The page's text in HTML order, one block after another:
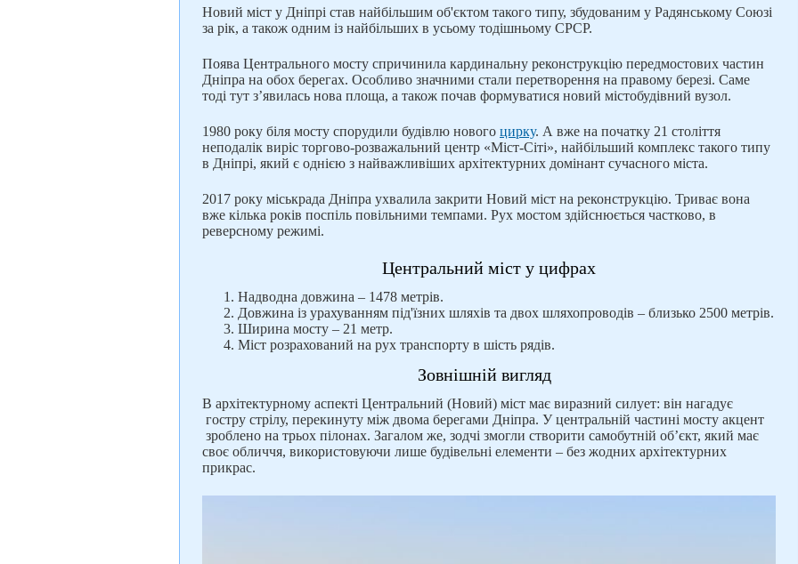
Новий міст у Дніпрі став найбільшим об'єктом такого типу, збудованим у Радянському Союзі
за рік, а також одним із найбільших в усьому тодішньому СРСР.
Поява Центрального мосту спричинила кардинальну реконструкцію передмостових частин
Дніпра на обох берегах. Особливо значними стали перетворення на правому березі. Саме
тоді тут з’явилась нова площа, а також почав формуватися новий містобудівний вузол.
1980 року біля мосту спорудили будівлю нового цирку. А вже на початку 21 століття
неподалік виріс торгово-розважальний центр «Міст-Сіті», найбільший комплекс такого типу
в Дніпрі, який є однією з найважливіших архітектурних домінант сучасного міста.
2017 року міськрада Дніпра ухвалила закрити Новий міст на реконструкцію. Триває вона
вже кілька років поспіль повільними темпами. Рух мостом здійснюється частково, в
реверсному режимі.
Центральний міст у цифрах
Надводна довжина – 1478 метрів.
Довжина із урахуванням під'їзних шляхів та двох шляхопроводів – близько 2500 метрів.
Ширина мосту – 21 метр.
Міст розрахований на рух транспорту в шість рядів.
Зовнішній вигляд
В архітектурному аспекті Центральний (Новий) міст має виразний силует: він нагадує
гостру стрілу, перекинуту між двома берегами Дніпра. У центральній частині мосту акцент
зроблено на трьох пілонах. Загалом же, зодчі змогли створити самобутній об’єкт, який має
своє обличчя, використовуючи лише будівельні елементи – без жодних архітектурних
прикрас.